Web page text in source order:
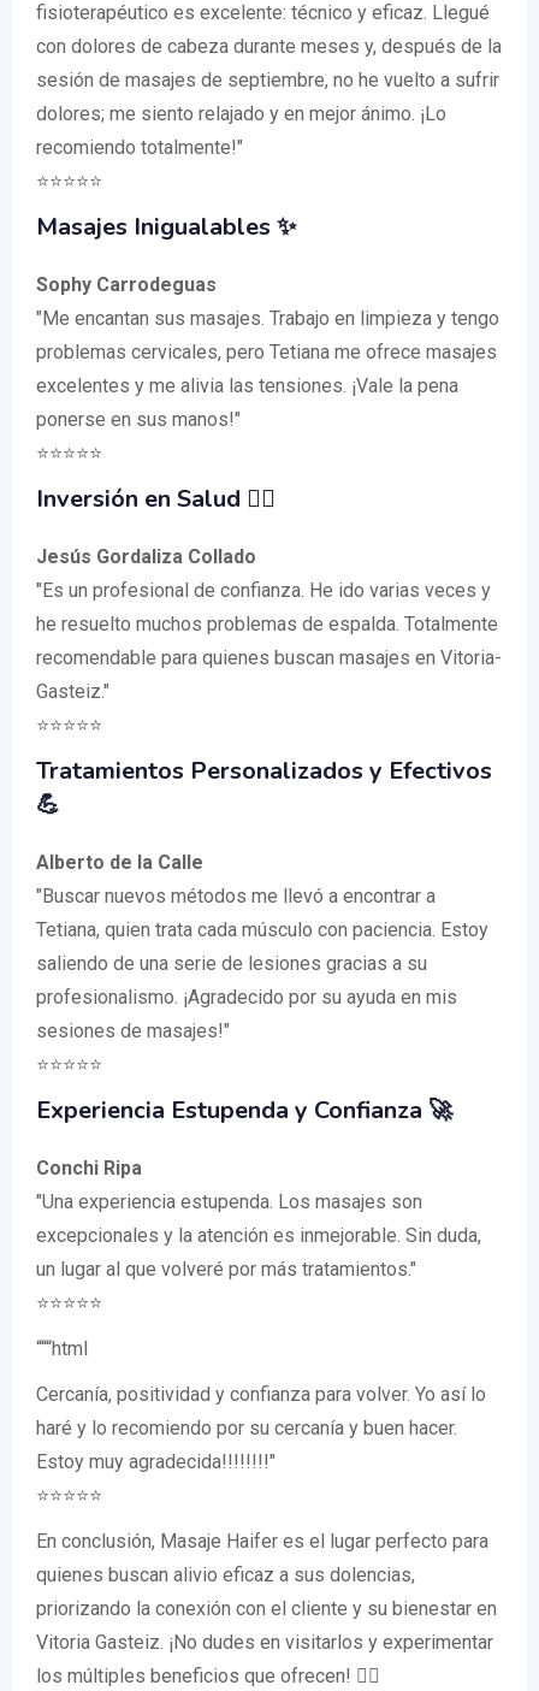
fisioterapéutico es excelente: técnico y eficaz. Llegué
con dolores de cabeza durante meses y, después de la
sesión de masajes de septiembre, no he vuelto a sufrir
dolores; me siento relajado y en mejor ánimo. ¡Lo
recomiendo totalmente!"
⭐️⭐️⭐️⭐️⭐️
Masajes Inigualables ✨
Sophy Carrodeguas
"Me encantan sus masajes. Trabajo en limpieza y tengo
problemas cervicales, pero Tetiana me ofrece masajes
excelentes y me alivia las tensiones. ¡Vale la pena
ponerse en sus manos!"
⭐️⭐️⭐️⭐️⭐️
Inversión en Salud 🏋️‍♂️
Jesús Gordaliza Collado
"Es un profesional de confianza. He ido varias veces y
he resuelto muchos problemas de espalda. Totalmente
recomendable para quienes buscan masajes en Vitoria-
Gasteiz."
⭐️⭐️⭐️⭐️⭐️
Tratamientos Personalizados y Efectivos
💪
Alberto de la Calle
"Buscar nuevos métodos me llevó a encontrar a
Tetiana, quien trata cada músculo con paciencia. Estoy
saliendo de una serie de lesiones gracias a su
profesionalismo. ¡Agradecido por su ayuda en mis
sesiones de masajes!"
⭐️⭐️⭐️⭐️⭐️
Experiencia Estupenda y Confianza 🚀
Conchi Ripa
"Una experiencia estupenda. Los masajes son
excepcionales y la atención es inmejorable. Sin duda,
un lugar al que volveré por más tratamientos."
⭐️⭐️⭐️⭐️⭐️
“““html
Cercanía, positividad y confianza para volver. Yo así lo
haré y lo recomiendo por su cercanía y buen hacer.
Estoy muy agradecida!!!!!!!!"
⭐️⭐️⭐️⭐️⭐️
En conclusión, Masaje Haifer es el lugar perfecto para
quienes buscan alivio eficaz a sus dolencias,
priorizando la conexión con el cliente y su bienestar en
Vitoria Gasteiz. ¡No dudes en visitarlos y experimentar
los múltiples beneficios que ofrecen! 🧘‍♀️